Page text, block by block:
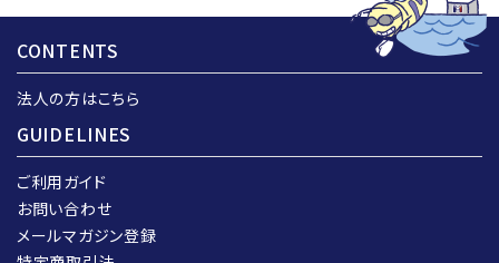
CONTENTS
法人の方はこちら
GUIDELINES
ご利用ガイド
お問い合わせ
メールマガジン登録